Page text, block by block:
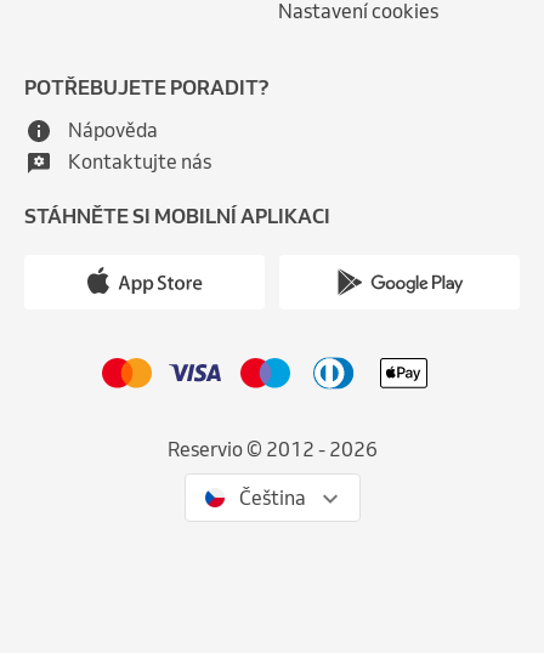
Nastavení cookies
POTŘEBUJETE PORADIT?
Nápověda
Kontaktujte nás
STÁHNĚTE SI MOBILNÍ APLIKACI
Reservio © 2012 - 2026
Čeština